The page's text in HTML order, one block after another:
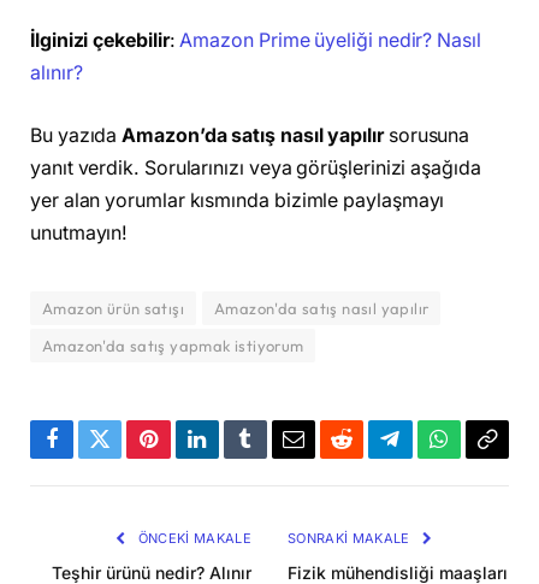
İlginizi çekebilir:Amazon Prime üyeliği nedir? Nasıl
alınır?
Bu yazıdaAmazon’da satış nasıl yapılırsorusuna
yanıt verdik. Sorularınızı veya görüşlerinizi aşağıda
yer alan yorumlar kısmında bizimle paylaşmayı
unutmayın!
Amazon ürün satışı
Amazon'da satış nasıl yapılır
Amazon'da satış yapmak istiyorum
Facebook
TwitterPinterestLinkedInTumblrEmailRedditTelegramWhatsApp
ÖNCEKI MAKALE
Teşhir ürünü nedir? Alınır
SONRAKI MAKALE
Fizik mühendisliği maaşları